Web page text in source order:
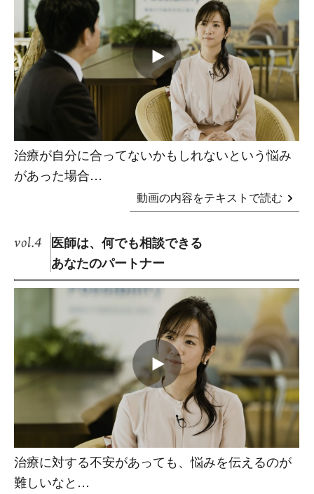
治療が自分に合ってないかもしれないという悩み
があった場合…
動画の内容をテキストで読む
医師は、何でも相談できる
あなたのパートナー
治療に対する不安があっても、悩みを伝えるのが
難しいなと…